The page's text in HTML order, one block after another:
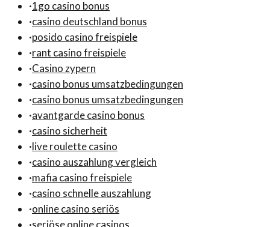
·1go casino bonus
·casino deutschland bonus
·posido casino freispiele
·rant casino freispiele
·Casino zypern
·casino bonus umsatzbedingungen
·casino bonus umsatzbedingungen
·avantgarde casino bonus
·casino sicherheit
·live roulette casino
·casino auszahlung vergleich
·mafia casino freispiele
·casino schnelle auszahlung
·online casino seriös
·seriöse online casinos